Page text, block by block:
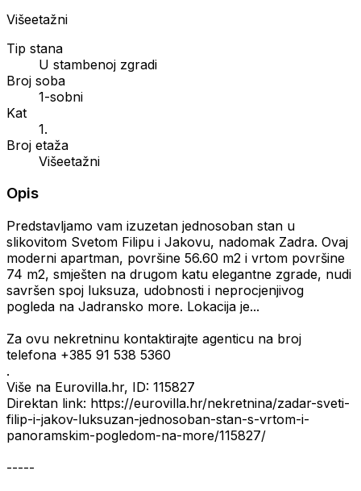
Višeetažni
Tip stana
U stambenoj zgradi
Broj soba
1-sobni
Kat
1.
Broj etaža
Višeetažni
Opis
Predstavljamo vam izuzetan jednosoban stan u
slikovitom Svetom Filipu i Jakovu, nadomak Zadra. Ovaj
moderni apartman, površine 56.60 m2 i vrtom površine
74 m2, smješten na drugom katu elegantne zgrade, nudi
savršen spoj luksuza, udobnosti i neprocjenjivog
pogleda na Jadransko more. Lokacija je...
Za ovu nekretninu kontaktirajte agenticu na broj
telefona +385 91 538 5360
.
Više na Eurovilla.hr, ID: 115827
Direktan link: https://eurovilla.hr/nekretnina/zadar-sveti-
filip-i-jakov-luksuzan-jednosoban-stan-s-vrtom-i-
panoramskim-pogledom-na-more/115827/
-----